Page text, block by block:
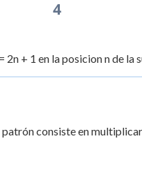
4
+ 1 en la posicion n de la
consiste en